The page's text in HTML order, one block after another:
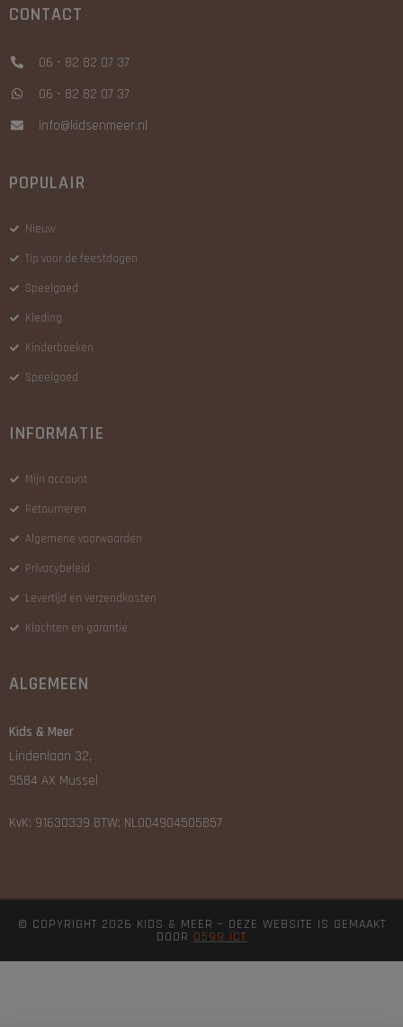
CONTACT
06 - 82 82 07 37
06 - 82 82 07 37
info@kidsenmeer.nl
POPULAIR
Nieuw
Tip voor de feestdagen
Speelgoed
Kleding
Kinderboeken
Speelgoed
INFORMATIE
Mijn account
Retourneren
Algemene voorwaarden
Privacybeleid
Levertijd en verzendkosten
Klachten en garantie
ALGEMEEN
Kids & Meer
Lindenlaan 32,
9584 AX Mussel
KvK: 91630339 BTW: NL004904505B57
© COPYRIGHT 2026 KIDS & MEER – DEZE WEBSITE IS GEMAAKT
DOOR 0599 ICT